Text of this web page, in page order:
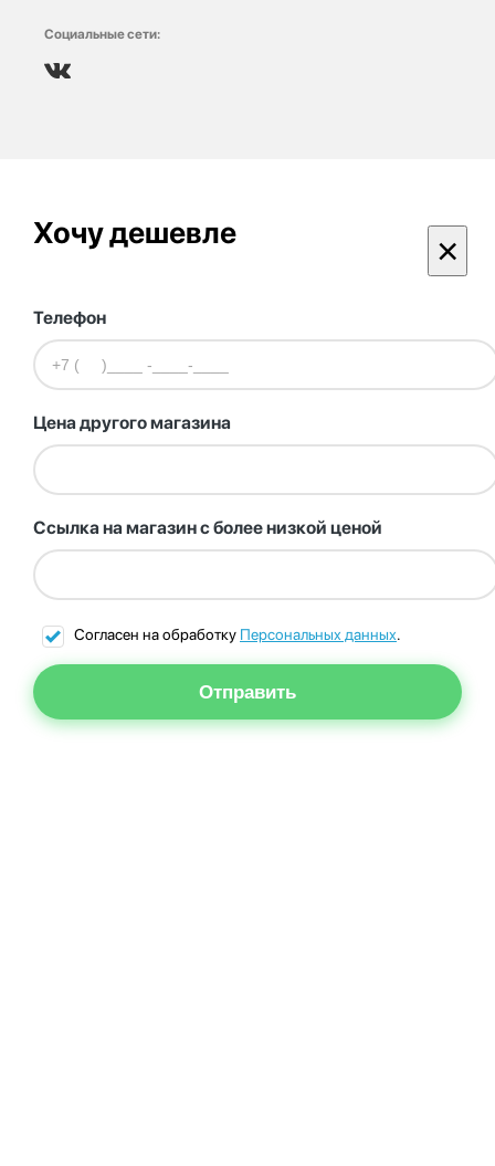
Социальные сети:
Хочу дешевле ×
Телефон
Цена другого магазина
Ссылка на магазин с более низкой ценой
Согласен на обработку Персональных данных.
Отправить